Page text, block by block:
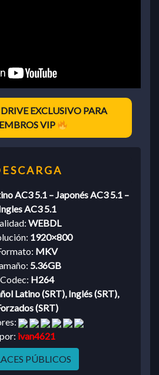
EXCLUSIVO PARA
VIP
AC3 5.1 – Japonés AC3 5.1 –
AC3 5.1
WEBDL
1920×800
MKV
5.36GB
Codec: H264
Latino (SRT), Inglés (SRT),
(SRT)
por: ivan4621
PÚBLICOS